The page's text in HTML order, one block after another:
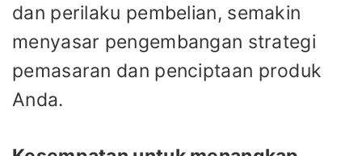
dan perilaku pembelian, semakin
menyasar pengembangan strategi
pemasaran dan penciptaan produk
Anda.